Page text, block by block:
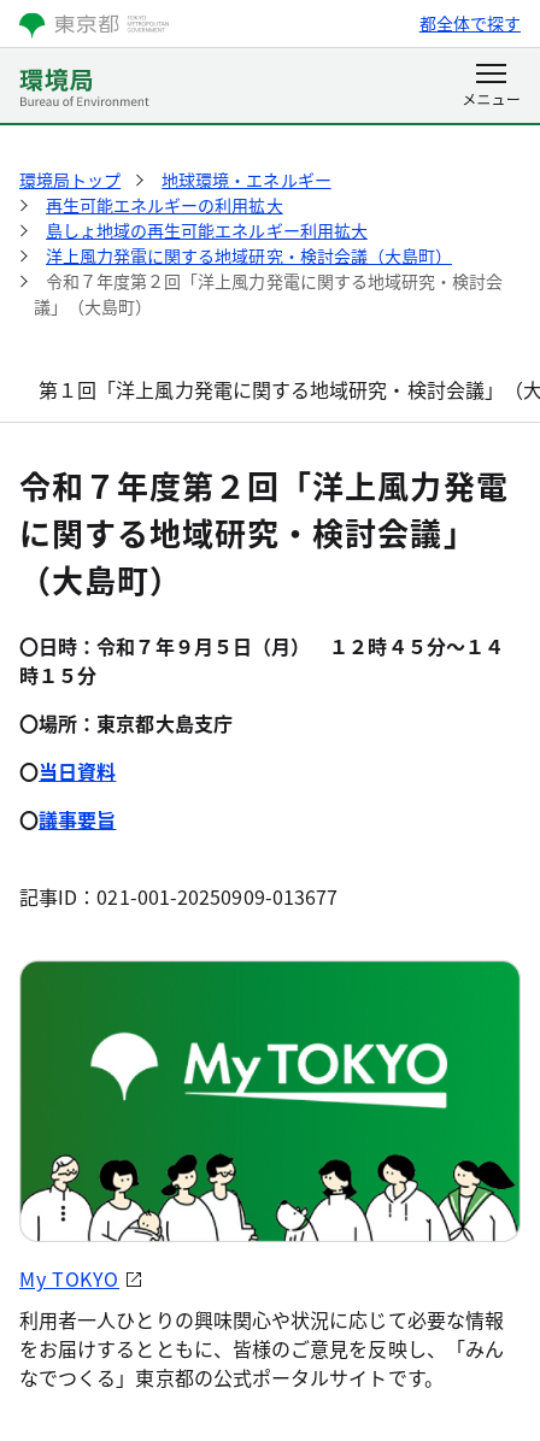
都全体で探す
環境局トップ
地球環境・エネルギー
再生可能エネルギーの利用拡大
島しょ地域の再生可能エネルギー利用拡大
洋上風力発電に関する地域研究・検討会議（大島町）
令和７年度第２回「洋上風力発電に関する地域研究・検討会
議」（大島町）
第１回「洋上風力発電に関する地域研究・検討会議」（
令和７年度第２回「洋上風力発電
に関する地域研究・検討会議」
（大島町）
〇日時：令和７年９月５日（月） １２時４５分～１４
時１５分
〇場所：東京都大島支庁
〇当日資料
〇議事要旨
記事ID：021-001-20250909-013677
My TOKYO
利用者一人ひとりの興味関心や状況に応じて必要な情報
をお届けするとともに、皆様のご意見を反映し、「みん
なでつくる」東京都の公式ポータルサイトです。